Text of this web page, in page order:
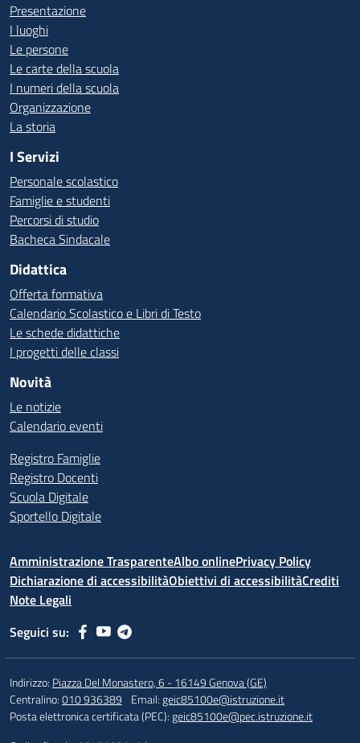
Presentazione
I luoghi
Le persone
Le carte della scuola
I numeri della scuola
Organizzazione
La storia
I Servizi
Personale scolastico
Famiglie e studenti
Percorsi di studio
Bacheca Sindacale
Didattica
Offerta formativa
Calendario Scolastico e Libri di Testo
Le schede didattiche
I progetti delle classi
Novità
Le notizie
Calendario eventi
Registro Famiglie
Registro Docenti
Scuola Digitale
Sportello Digitale
Amministrazione TrasparenteAlbo onlinePrivacy Policy
Dichiarazione di accessibilitàObiettivi di accessibilitàCrediti
Note Legali
Seguici su:
Indirizzo: Piazza Del Monastero, 6 - 16149 Genova (GE)
Centralino:010 936389 Email:geic85100e@istruzione.it
Posta elettronica certificata (PEC):geic85100e@pec.istruzione.it